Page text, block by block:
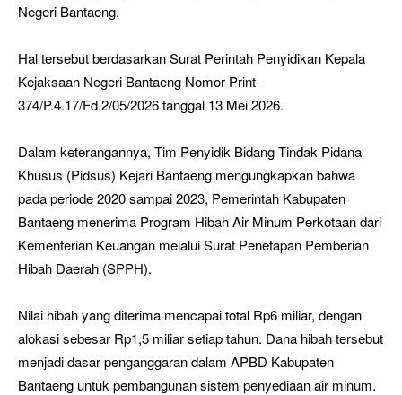
Negeri Bantaeng.
Hal tersebut berdasarkan Surat Perintah Penyidikan Kepala
Kejaksaan Negeri Bantaeng Nomor Print-
374/P.4.17/Fd.2/05/2026 tanggal 13 Mei 2026.
Dalam keterangannya, Tim Penyidik Bidang Tindak Pidana
Khusus (Pidsus) Kejari Bantaeng mengungkapkan bahwa
pada periode 2020 sampai 2023, Pemerintah Kabupaten
Bantaeng menerima Program Hibah Air Minum Perkotaan dari
Kementerian Keuangan melalui Surat Penetapan Pemberian
Hibah Daerah (SPPH).
Nilai hibah yang diterima mencapai total Rp6 miliar, dengan
alokasi sebesar Rp1,5 miliar setiap tahun. Dana hibah tersebut
menjadi dasar penganggaran dalam APBD Kabupaten
Bantaeng untuk pembangunan sistem penyediaan air minum.